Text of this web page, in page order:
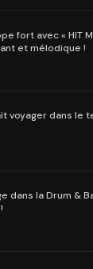
fort avec « HIT
et mélodique !
voyager dans le
dans la Drum &